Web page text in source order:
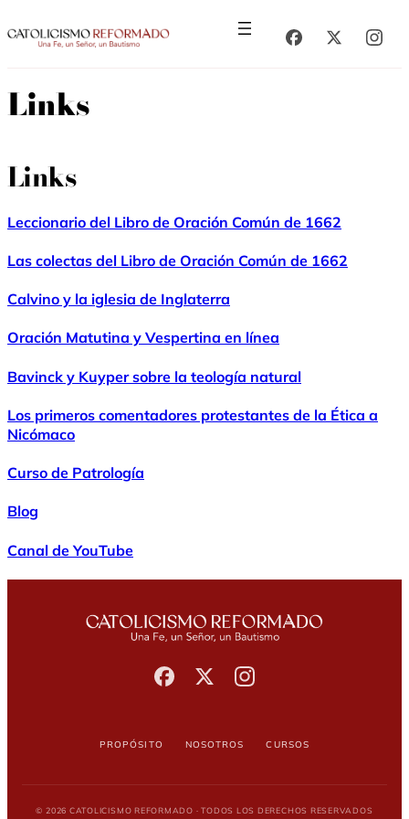
al
al
Links
Links
Leccionario del Libro de Oración Común de 1662
Las colectas del Libro de Oración Común de 1662
Calvino y la iglesia de Inglaterra
Oración Matutina y Vespertina en línea
Bavinck y Kuyper sobre la teología natural
Los primeros comentadores protestantes de la Ética a
Nicómaco
Curso de Patrología
Blog
Canal de YouTube
Propósito Nosotros Cursos
© 2026 Catolicismo Reformado · Todos los derechos reservados